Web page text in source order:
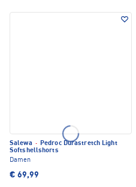
Salewa · Pedroc Durastretch Light
Softshellshorts
Damen
€ 69,99